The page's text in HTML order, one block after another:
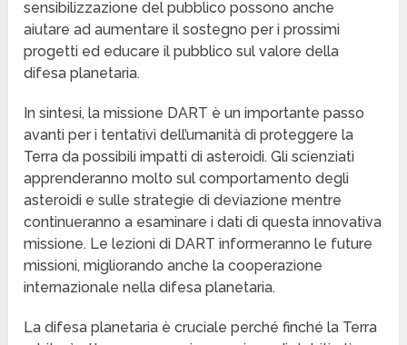
sensibilizzazione del pubblico possono anche
aiutare ad aumentare il sostegno per i prossimi
progetti ed educare il pubblico sul valore della
difesa planetaria.
In sintesi, la missione DART è un importante passo
avanti per i tentativi dell’umanità di proteggere la
Terra da possibili impatti di asteroidi. Gli scienziati
apprenderanno molto sul comportamento degli
asteroidi e sulle strategie di deviazione mentre
continueranno a esaminare i dati di questa innovativa
missione. Le lezioni di DART informeranno le future
missioni, migliorando anche la cooperazione
internazionale nella difesa planetaria.
La difesa planetaria è cruciale perché finché la Terra